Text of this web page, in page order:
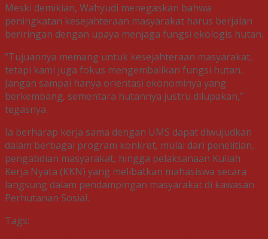
Meski demikian, Wahyudi menegaskan bahwa
peningkatan kesejahteraan masyarakat harus berjalan
beriringan dengan upaya menjaga fungsi ekologis hutan.
“Tujuannya memang untuk kesejahteraan masyarakat,
tetapi kami juga fokus mengembalikan fungsi hutan.
Jangan sampai hanya orientasi ekonominya yang
berkembang, sementara hutannya justru dilupakan,”
tegasnya.
Ia berharap kerja sama dengan UMS dapat diwujudkan
dalam berbagai program konkret, mulai dari penelitian,
pengabdian masyarakat, hingga pelaksanaan Kuliah
Kerja Nyata (KKN) yang melibatkan mahasiswa secara
langsung dalam pendampingan masyarakat di kawasan
Perhutanan Sosial.
Tags: